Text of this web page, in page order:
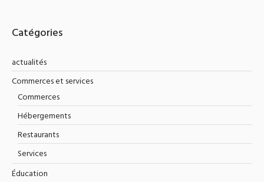
Catégories
actualités
Commerces et services
Commerces
Hébergements
Restaurants
Services
Éducation